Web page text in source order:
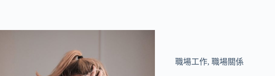
職場工作, 職場關係